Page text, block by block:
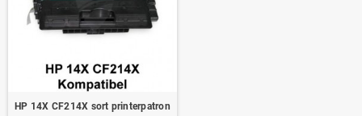
HP 14X CF214X sort printerpatron